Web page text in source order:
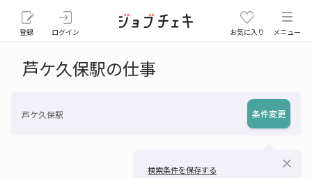
登録 ログイン お気に入り メニュー
芦ケ久保駅の仕事
芦ケ久保駅 条件変更
検索条件を保存する close